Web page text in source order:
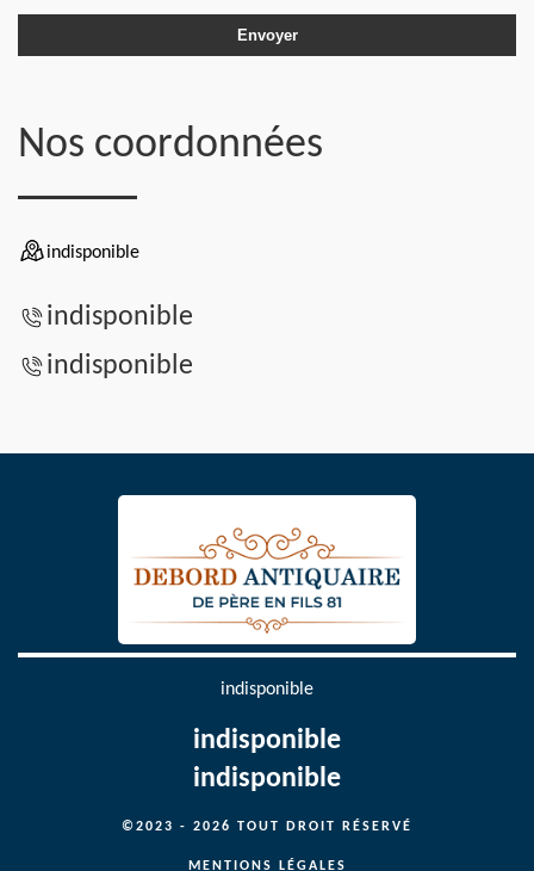
Nos coordonnées
indisponible
indisponible
indisponible
indisponible
indisponible
indisponible
©2023 - 2026 TOUT DROIT RÉSERVÉ
MENTIONS LÉGALES